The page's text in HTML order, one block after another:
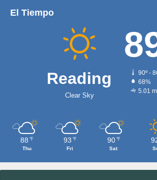
El Tiempo
Reading
Clear Sky
90º -
68%
5.01
88 ℉
Thu
93 ℉
Fri
90 ℉
Sat